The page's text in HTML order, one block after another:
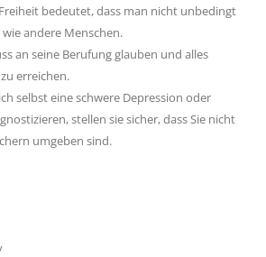
Freiheit bedeutet, dass man nicht unbedingt
andere Menschen.
an seine Berufung glauben und alles
erreichen.
selbst eine schwere Depression oder
stellen sie sicher, dass Sie nicht
umgeben sind.